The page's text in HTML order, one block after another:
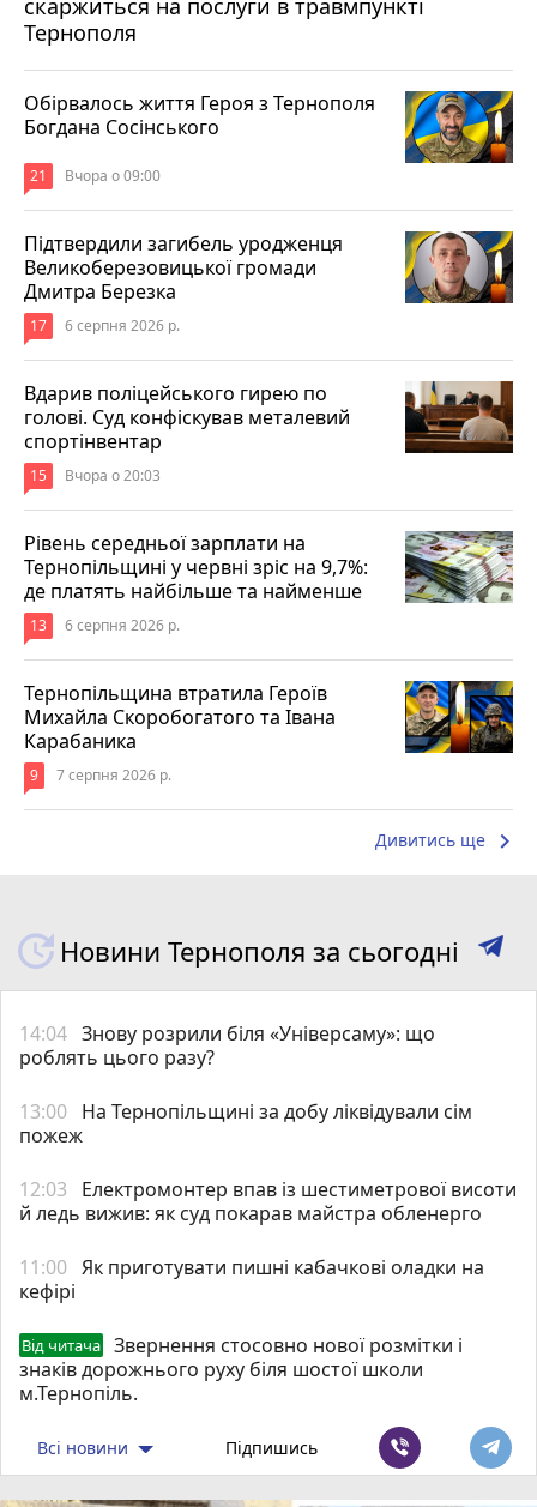
Тернополя
Обірвалось життя Героя з Тернополя
Богдана Сосінського
21 Вчора о 09:00
Підтвердили загибель уродженця
Великоберезовицької громади
Дмитра Березка
17 6 серпня 2026 р.
Вдарив поліцейського гирею по
голові. Суд конфіскував металевий
спортінвентар
15 Вчора о 20:03
Рівень середньої зарплати на
Тернопільщині у червні зріс на 9,7%:
де платять найбільше та найменше
13 6 серпня 2026 р.
Тернопільщина втратила Героїв
Михайла Скоробогатого та Івана
Карабаника
9 7 серпня 2026 р.
Дивитись ще keyboard_arrow_right
Новини Тернополя за сьогодні
14:04 Знову розрили біля «Універсаму»: що
роблять цього разу?
13:00 На Тернопільщині за добу ліквідували сім
пожеж
12:03
Електромонтер впав із шестиметрової висоти
й ледь вижив: як суд покарав майстра обленерго
11:00 Як приготувати пишні кабачкові оладки на
кефірі
Від читача
Звернення стосовно нової розмітки і
знаків дорожнього руху біля шостої школи
м.Тернопіль.
Всі новини Підпишись